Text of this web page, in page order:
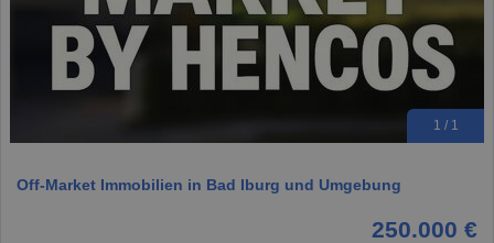
1 / 1
Off-Market Immobilien in Bad Iburg und Umgebung
250.000 €